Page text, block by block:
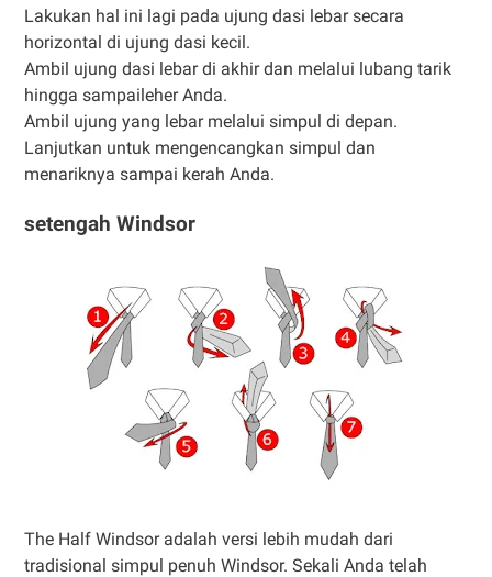
Lakukan hal ini lagi pada ujung dasi lebar secara
horizontal di ujung dasi kecil.
Ambil ujung dasi lebar di akhir dan melalui lubang tarik
hingga sampaileher Anda.
Ambil ujung yang lebar melalui simpul di depan.
Lanjutkan untuk mengencangkan simpul dan
menariknya sampai kerah Anda.
setengah Windsor
The Half Windsor adalah versi lebih mudah dari
tradisional simpul penuh Windsor. Sekali Anda telah